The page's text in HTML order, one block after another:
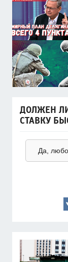
ДОЛЖЕН
СТАВКУ